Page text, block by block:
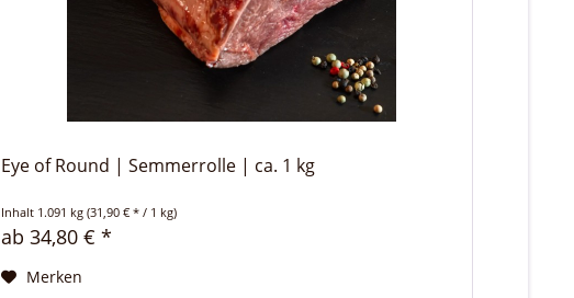
Eye of Round | Semmerrolle | ca. 1 kg
Inhalt 1.091 kg(31,90 € * / 1 kg)
ab 34,80 € *
Merken